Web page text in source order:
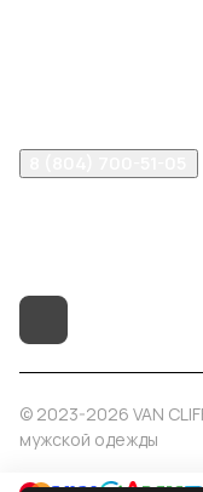
© 2023-2026 VAN
мужской одежды